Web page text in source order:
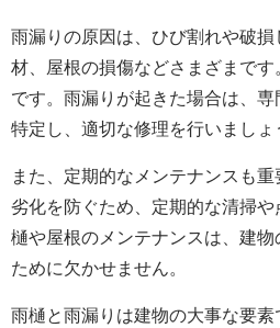
雨漏りの原因は、ひび割れや破
材、屋根の損傷などさまざまで
です。雨漏りが起きた場合は、
特定し、適切な修理を行いましょ
また、定期的なメンテナンスも
劣化を防ぐため、定期的な清掃
樋や屋根のメンテナンスは、建
ために欠かせません。
雨樋と雨漏りは建物の大事な要